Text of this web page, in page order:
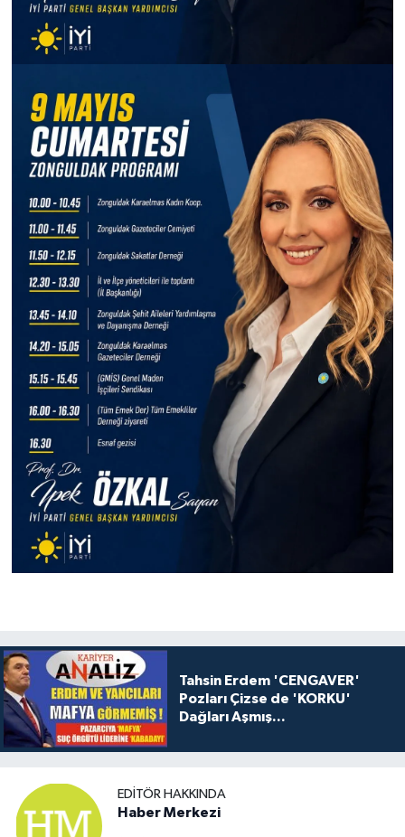
Tahsin Erdem 'CENGAVER'
Pozları Çizse de 'KORKU'
Dağları Aşmış...
EDITÖR HAKKINDA
Haber Merkezi